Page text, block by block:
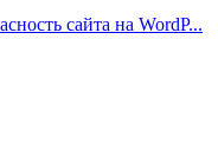
сайта на WordP...